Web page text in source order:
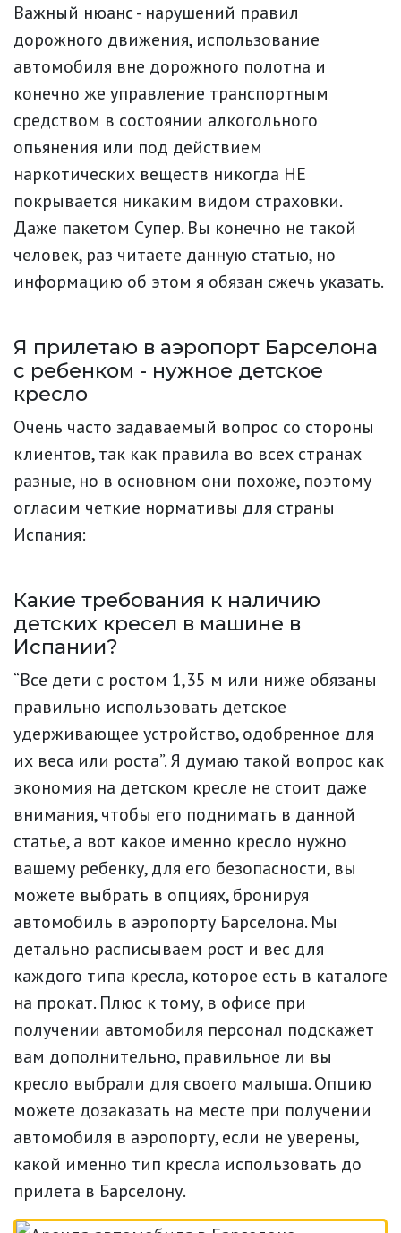
Важный нюанс - нарушений правил
дорожного движения, использование
автомобиля вне дорожного полотна и
конечно же управление транспортным
средством в состоянии алкогольного
опьянения или под действием
наркотических веществ никогда НЕ
покрывается никаким видом страховки.
Даже пакетом Супер. Вы конечно не такой
человек, раз читаете данную статью, но
информацию об этом я обязан сжечь указать.
Я прилетаю в аэропорт Барселона
с ребенком - нужное детское
кресло
Очень часто задаваемый вопрос со стороны
клиентов, так как правила во всех странах
разные, но в основном они похоже, поэтому
огласим четкие нормативы для страны
Испания:
Какие требования к наличию
детских кресел в машине в
Испании?
“Все дети с ростом 1,35 м или ниже обязаны
правильно использовать детское
удерживающее устройство, одобренное для
их веса или роста”. Я думаю такой вопрос как
экономия на детском кресле не стоит даже
внимания, чтобы его поднимать в данной
статье, а вот какое именно кресло нужно
вашему ребенку, для его безопасности, вы
можете выбрать в опциях, бронируя
автомобиль в аэропорту Барселона. Мы
детально расписываем рост и вес для
каждого типа кресла, которое есть в каталоге
на прокат. Плюс к тому, в офисе при
получении автомобиля персонал подскажет
вам дополнительно, правильное ли вы
кресло выбрали для своего малыша. Опцию
можете дозаказать на месте при получении
автомобиля в аэропорту, если не уверены,
какой именно тип кресла использовать до
прилета в Барселону.